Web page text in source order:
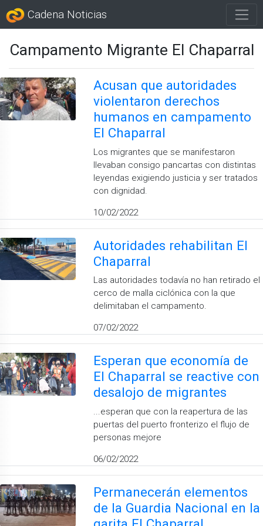
Cadena Noticias
Campamento Migrante El Chaparral
Acusan que autoridades
violentaron derechos
humanos en campamento
El Chaparral
Los migrantes que se manifestaron
llevaban consigo pancartas con distintas
leyendas exigiendo justicia y ser tratados
con dignidad.
10/02/2022
Autoridades rehabilitan El
Chaparral
Las autoridades todavía no han retirado el
cerco de malla ciclónica con la que
delimitaban el campamento.
07/02/2022
Esperan que economía de
El Chaparral se reactive con
desalojo de migrantes
...esperan que con la reapertura de las
puertas del puerto fronterizo el flujo de
personas mejore
06/02/2022
Permanecerán elementos
de la Guardia Nacional en la